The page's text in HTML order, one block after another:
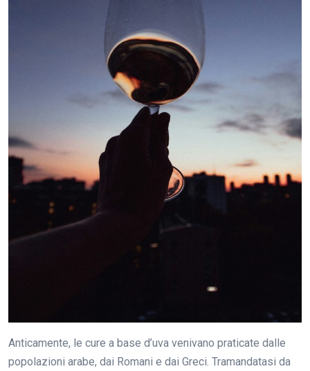
Anticamente, le cure a base d’uva venivano praticate dalle
popolazioni arabe, dai Romani e dai Greci. Tramandatasi da